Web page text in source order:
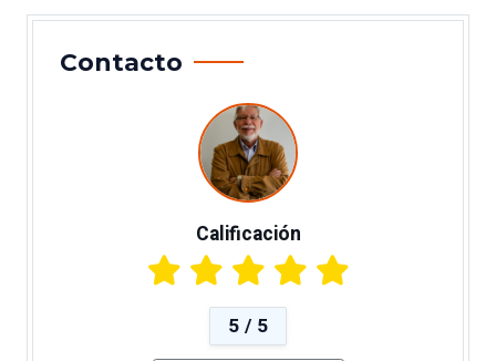
Contacto
Calificación
5 / 5